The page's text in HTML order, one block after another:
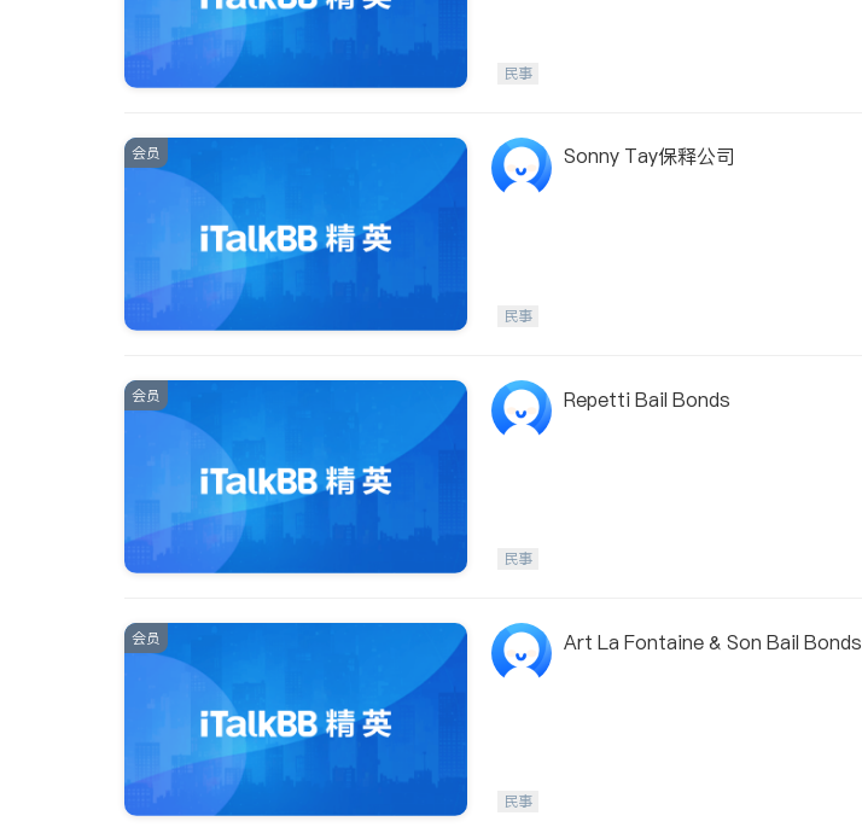
民事
会员 Sonny Tay保释公司
民事
会员 Repetti Bail Bonds
民事
会员 Art La Fontaine & Son Bail Bonds
民事